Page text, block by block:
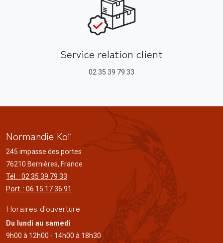
Service relation client
02 35 39 79 33
Normandie Koï
245 impasse des portes
76210 Bernières, France
Tél. : 02 35 39 79 33
Port. : 06 15 17 36 91
Horaires d'ouverture
Du lundi au samedi
9h00 à 12h00 - 14h00 à 18h30